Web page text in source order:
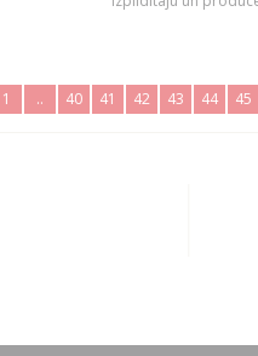
1 .. 40 41 42 43 44 45